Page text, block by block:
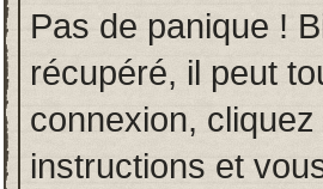
Pas de panique !
récupéré, il peut
connexion,
instructions et